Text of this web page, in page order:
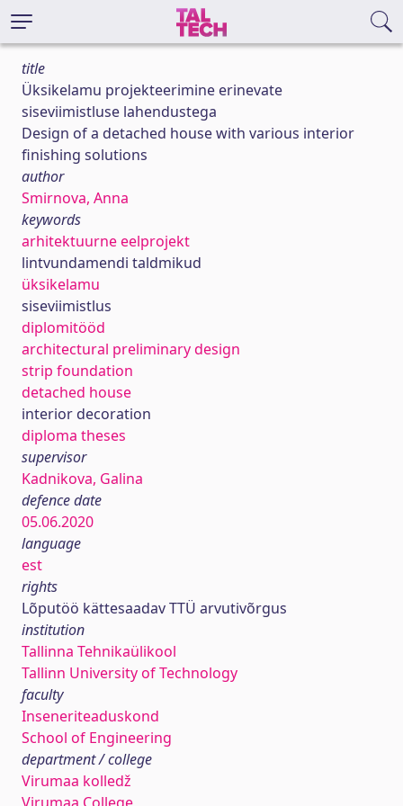
title
Üksikelamu projekteerimine erinevate
siseviimistluse lahendustega
Design of a detached house with various interior
finishing solutions
author
Smirnova, Anna
keywords
arhitektuurne eelprojekt
lintvundamendi taldmikud
üksikelamu
siseviimistlus
diplomitööd
architectural preliminary design
strip foundation
detached house
interior decoration
diploma theses
supervisor
Kadnikova, Galina
defence date
05.06.2020
language
est
rights
Lõputöö kättesaadav TTÜ arvutivõrgus
institution
Tallinna Tehnikaülikool
Tallinn University of Technology
faculty
Inseneriteaduskond
School of Engineering
department / college
Virumaa kolledž